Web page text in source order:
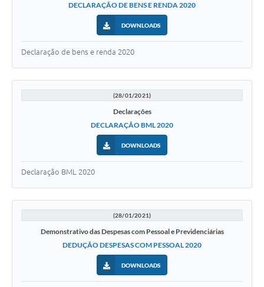
DECLARAÇÃO DE BENS E RENDA 2020
DOWNLOADS
Declaração de bens e renda 2020
(28/01/2021)
Declarações
DECLARAÇÃO BML 2020
DOWNLOADS
Declaração BML 2020
(28/01/2021)
Demonstrativo das Despesas com Pessoal e Previdenciárias
DEDUÇÃO DESPESAS COM PESSOAL 2020
DOWNLOADS